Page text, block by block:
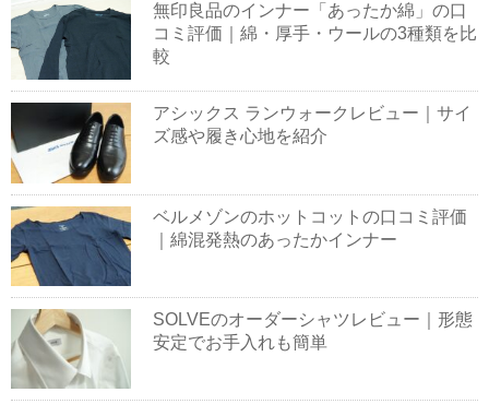
無印良品のインナー「あったか綿」の口
コミ評価｜綿・厚手・ウールの3種類を比
較
アシックス ランウォークレビュー｜サイ
ズ感や履き心地を紹介
ベルメゾンのホットコットの口コミ評価
｜綿混発熱のあったかインナー
SOLVEのオーダーシャツレビュー｜形態
安定でお手入れも簡単